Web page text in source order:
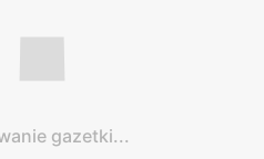
gazetki...